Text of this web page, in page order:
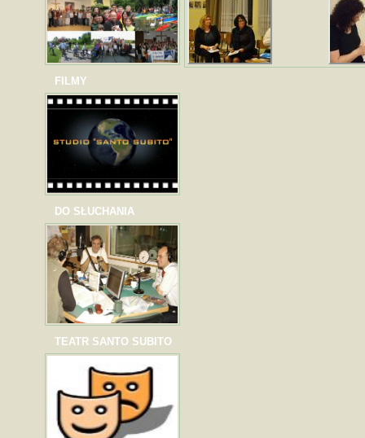
FILMY
DO SŁUCHANIA
TEATR SANTO SUBITO